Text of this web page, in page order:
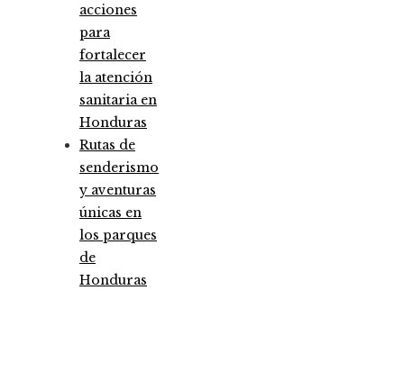
acciones
para
fortalecer
la atención
sanitaria en
Honduras
Rutas de
senderismo
y aventuras
únicas en
los parques
de
Honduras